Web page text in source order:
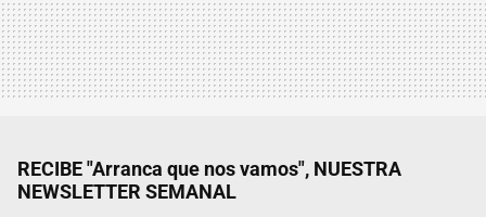
RECIBE "Arranca que nos vamos", NUESTRA
NEWSLETTER SEMANAL